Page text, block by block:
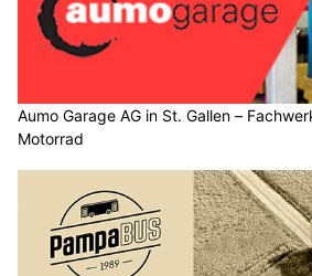
Aumo Garage AG in St. Gallen –
Motorrad